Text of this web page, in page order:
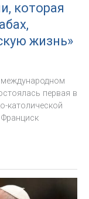
которая
жизнь»
международном
первая в
католической